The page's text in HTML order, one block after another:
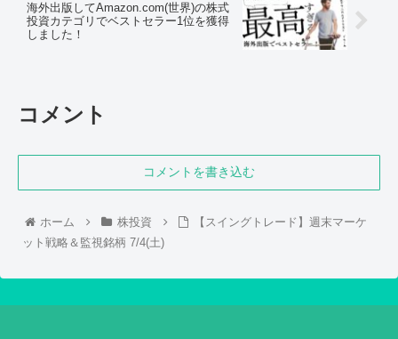
海外出版してAmazon.com(世界)の株式
投資カテゴリでベストセラー1位を獲得
しました！
コメント
コメントを書き込む
ホーム 株投資
【スイングトレード】週末マーケ
ット戦略＆監視銘柄 7/4(土)